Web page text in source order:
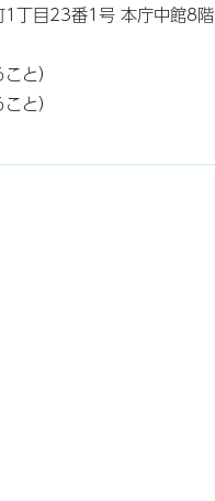
丁目23番1号 本庁中館8階
と）
と）